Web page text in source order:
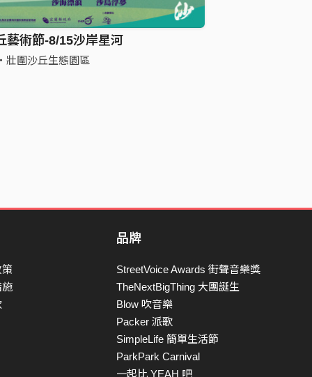
藝術節-8/15沙岸星河
壯圍沙丘生態園區
策
施
品牌
StreetVoice Awards 街聲音樂獎
TheNextBigThing 大團誕生
Blow 吹音樂
Packer 派歌
SimpleLife 簡單生活節
ParkPark Carnival
一起比 YEAH 吧